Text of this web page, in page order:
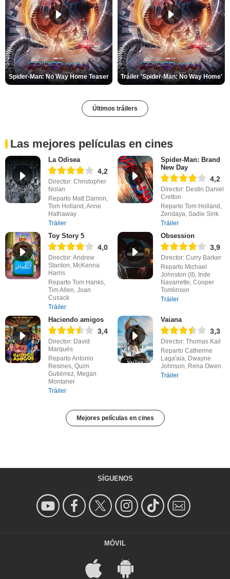
Spider-Man: No Way Home Teaser Tráiler 'Spider-Man: No Way Home'
Últimos tráilers
Las mejores películas en cines
La Odisea
4,2
Director: Christopher
Nolan
Reparto Matt Damon,
Tom Holland, Anne
Hathaway
Tráiler
Spider-Man: Brand
New Day
4,2
Director: Destin Daniel
Cretton
Reparto Tom Holland,
Zendaya, Sadie Sink
Tráiler
Toy Story 5
4,0
Director: Andrew
Stanton, McKenna
Harris
Reparto Tom Hanks,
Tim Allen, Joan
Cusack
Tráiler
Obsession
3,9
Director: Curry Barker
Reparto Michael
Johnston (II), Inde
Navarrette, Cooper
Tomlinson
Tráiler
Haciendo amigos
3,4
Director: David
Marqués
Reparto Antonio
Resines, Quim
Gutiérrez, Megan
Montaner
Tráiler
Vaiana
3,3
Director: Thomas Kail
Reparto Catherine
Laga'aia, Dwayne
Johnson, Rena Owen
Tráiler
Mejores películas en cines
SÍGUENOS
MÓVIL